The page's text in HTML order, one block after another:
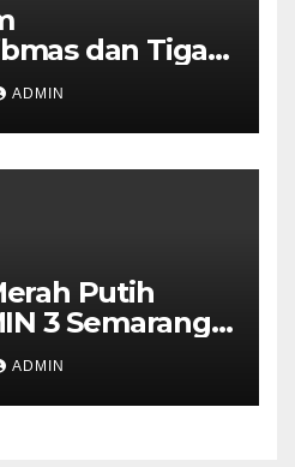
dan Tiga
Ungaran
Warga
Ronda
ADMIN
Putih
3 Semarang,
Desa
RI
ADMIN